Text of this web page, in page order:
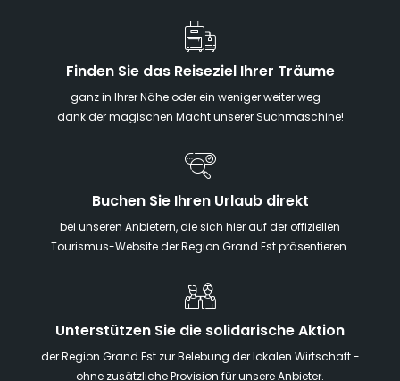
Finden Sie das Reiseziel Ihrer Träume
ganz in Ihrer Nähe oder ein weniger weiter weg -
dank der magischen Macht unserer Suchmaschine!
Buchen Sie Ihren Urlaub direkt
bei unseren Anbietern, die sich hier auf der offiziellen
Tourismus-Website der Region Grand Est präsentieren.
Unterstützen Sie die solidarische Aktion
der Region Grand Est zur Belebung der lokalen Wirtschaft -
ohne zusätzliche Provision für unsere Anbieter.